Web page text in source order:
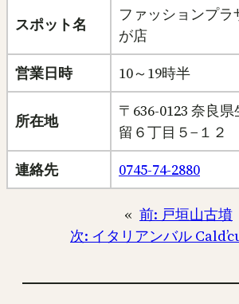
スポット名
ファッションプラ
が店
営業日時
10～19時半
所在地
〒636-0123 奈良
留６丁目５−１２
連絡先
0745-74-2880
« 前: 戸垣山古墳
次: イタリアンバル